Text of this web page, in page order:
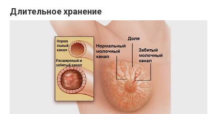
Длительное хранение